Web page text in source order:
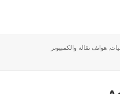
هواتف نقالة والكمبيوتر